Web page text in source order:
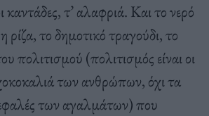
τ’ αλαφριά. Και το νερό
ρίζα, το δημοτικό τραγούδι, το
πολιτισμού (πολιτισμός είναι οι
των ανθρώπων, όχι τα
των αγαλμάτων) που